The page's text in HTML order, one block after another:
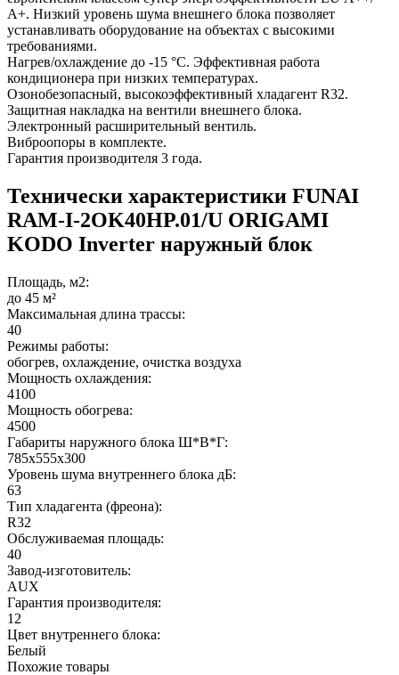
А+. Низкий уровень шума внешнего блока позволяет
устанавливать оборудование на объектах с высокими
требованиями.
Нагрев/охлаждение до -15 °С. Эффективная работа
кондиционера при низких температурах.
Озонобезопасный, высокоэффективный хладагент R32.
Защитная накладка на вентили внешнего блока.
Электронный расширительный вентиль.
Виброопоры в комплекте.
Гарантия производителя 3 года.
Технически характеристики FUNAI
RAM-I-2OK40HP.01/U ORIGAMI
KODO Inverter наружный блок
Площадь, м2:
до 45 м²
Максимальная длина трассы:
40
Режимы работы:
обогрев, охлаждение, очистка воздуха
Мощность охлаждения:
4100
Мощность обогрева:
4500
Габариты наружного блока Ш*В*Г:
785x555x300
Уровень шума внутреннего блока дБ:
63
Тип хладагента (фреона):
R32
Обслуживаемая площадь:
40
Завод-изготовитель:
AUX
Гарантия производителя:
12
Цвет внутреннего блока:
Белый
Похожие товары